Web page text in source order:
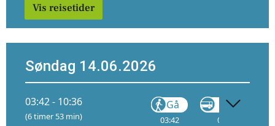
Vis reisetider
Søndag 14.06.2026
03:42 - 10:36
(6 timer 53 min)
Gå
03:42
VY710
04:04